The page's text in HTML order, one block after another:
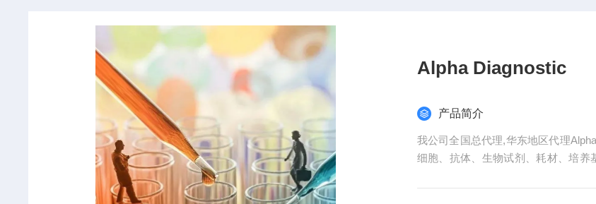
Alpha Diagnostic
产品简介
我公司全国总代理,华东地区代理
细胞、抗体、生物试剂、耗材、培